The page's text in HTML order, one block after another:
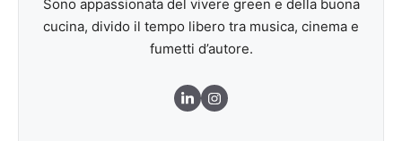
Sono appassionata del vivere green e della buona
cucina, divido il tempo libero tra musica, cinema e
fumetti d’autore.